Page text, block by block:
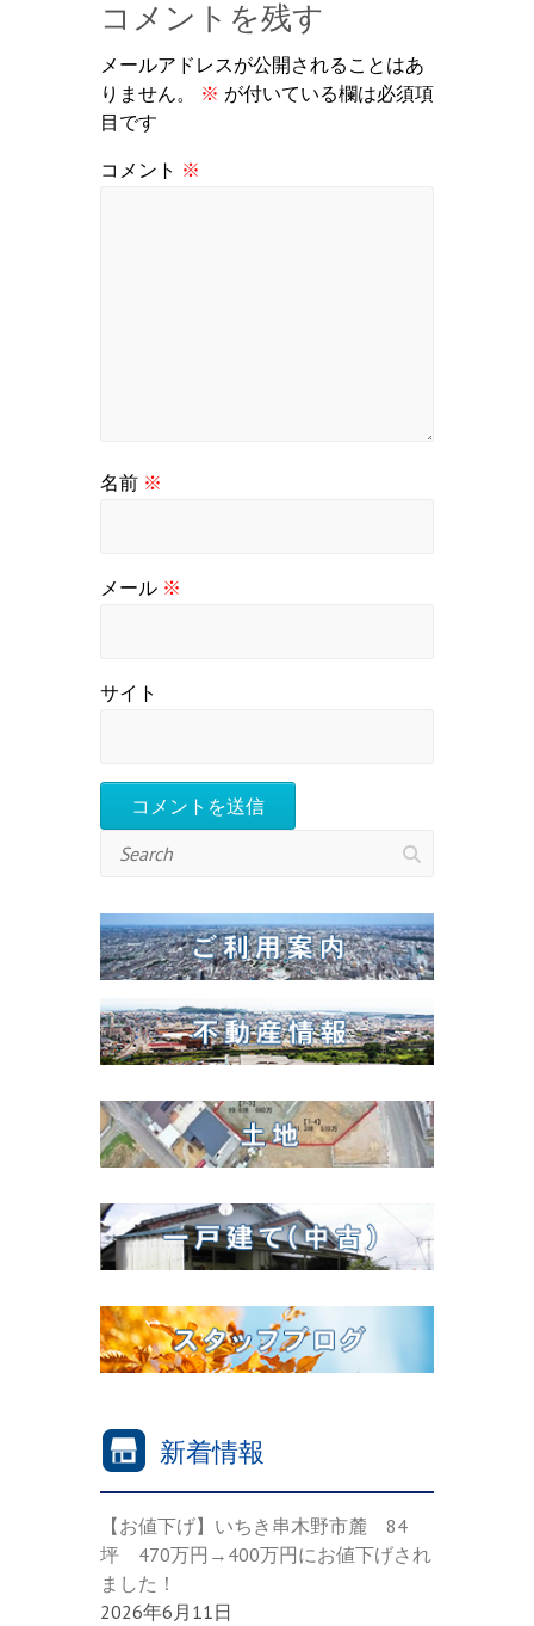
コメントを残す
メールアドレスが公開されることはあ
りません。
※ が付いている欄は必須項
目です
コメント ※
名前 ※
メール ※
サイト
Search
新着情報
【お値下げ】いちき串木野市麓 84
坪 470万円→400万円にお値下げされ
ました！
2026年6月11日